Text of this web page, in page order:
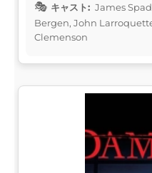
キャスト: James
Bergen, John
Clemenson